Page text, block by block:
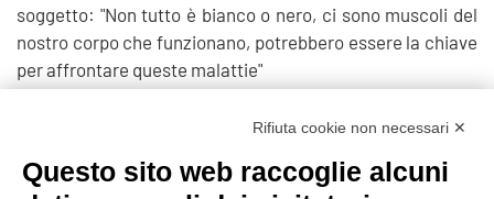
soggetto: "Non tutto è bianco o nero, ci sono muscoli del
nostro corpo che funzionano, potrebbero essere la chiave
per affrontare queste malattie"
https://www.diversitamuscolare.it/
Prec Avanti
Rifiuta cookie non necessari ✕
Questo sito web raccoglie alcuni